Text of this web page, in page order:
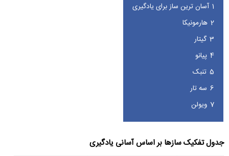
1 آسان ترین ساز برای یادگیری
2 هارمونیکا
3 گیتار
4 پیانو
5 تنبک
6 سه تار
7 ویولن
جدول تفکیک سازها بر اساس آسانی یادگیری